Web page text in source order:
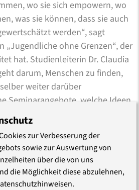
wo sie sich empowern, wo
was sie können, dass sie auch
werden“, sagt
„Jugendliche ohne Grenzen“, der
hat. Studienleiterin Dr. Claudia
darum, Menschen zu finden,
weiter darüber
Seminarangebote, welche Ideen,
Geflüchtete hier in
sein könnten.“
sei es ihr in allererster Linie
und zu verstehen, was
bewegt und
zur Verbesserung der
sowie zur Auswertung von
über die von uns
die Möglichkeit diese abzulehnen,